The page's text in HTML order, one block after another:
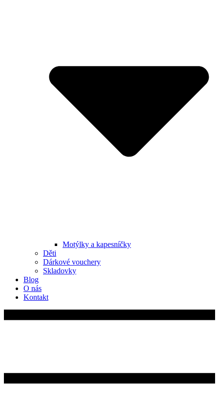
Motýlky a kapesníčky
Děti
Dárkové vouchery
Skladovky
Blog
O nás
Kontakt